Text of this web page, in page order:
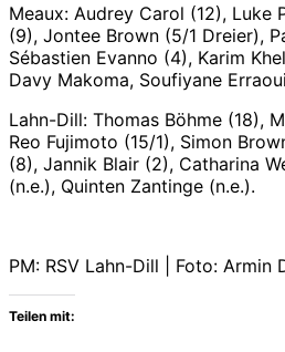
Meaux: Audrey Carol (12), Luke
(9), Jontee Brown (5/1 Dreier),
Sébastien Evanno (4), Karim
Davy Makoma, Soufiyane
Lahn-Dill: Thomas Böhme (18),
Reo Fujimoto (15/1), Simon
(8), Jannik Blair (2), Catharina
(n.e.), Quinten Zantinge (n.e.).
PM: RSV Lahn-Dill | Foto: Armin
Teilen mit: